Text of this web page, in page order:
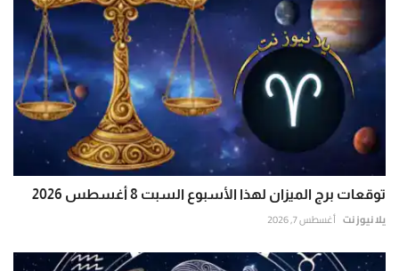
توقعات برج الميزان لهذا الأسبوع السبت 8 أغسطس 2026
يلا نيوز نت أغسطس 7, 2026